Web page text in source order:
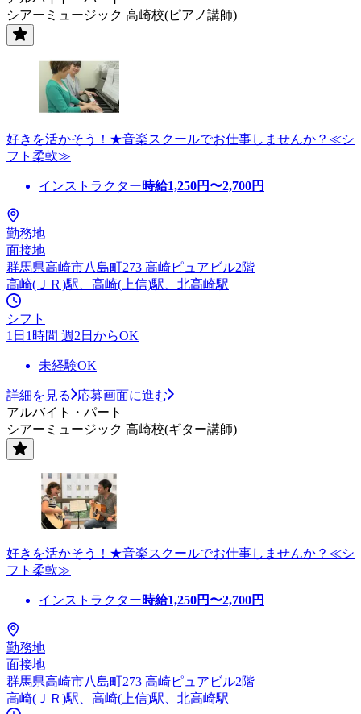
シアーミュージック 高崎校(ピアノ講師)
好きを活かそう！★音楽スクールでお仕事しませんか？≪シ
フト柔軟≫
インストラクター時給1,250円〜2,700円
勤務地
面接地
群馬県高崎市八島町273 高崎ピュアビル2階
高崎(ＪＲ)駅、高崎(上信)駅、北高崎駅
シフト
1日1時間 週2日からOK
未経験OK
詳細を見る
応募画面に進む
アルバイト・パート
シアーミュージック 高崎校(ギター講師)
好きを活かそう！★音楽スクールでお仕事しませんか？≪シ
フト柔軟≫
インストラクター時給1,250円〜2,700円
勤務地
面接地
群馬県高崎市八島町273 高崎ピュアビル2階
高崎(ＪＲ)駅、高崎(上信)駅、北高崎駅